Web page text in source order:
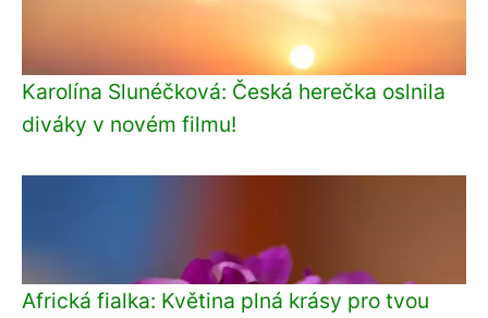
Karolína Slunéčková: Česká herečka oslnila
diváky v novém filmu!
Africká fialka: Květina plná krásy pro tvou